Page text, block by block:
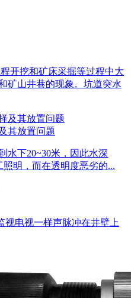
挖和矿床采掘等过程中大
矿山井巷的现象。坑道突水
其放置问题
水下20~30米，因此水深
照明，而在透明度恶劣的...
电视一样声脉冲在井壁上